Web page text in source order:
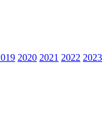
2020 2021 2022 2023